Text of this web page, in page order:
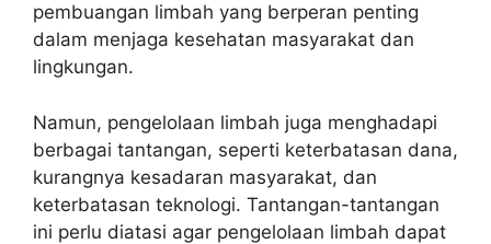
pembuangan limbah yang berperan penting
dalam menjaga kesehatan masyarakat dan
lingkungan.
Namun, pengelolaan limbah juga menghadapi
berbagai tantangan, seperti keterbatasan dana,
kurangnya kesadaran masyarakat, dan
keterbatasan teknologi. Tantangan-tantangan
ini perlu diatasi agar pengelolaan limbah dapat